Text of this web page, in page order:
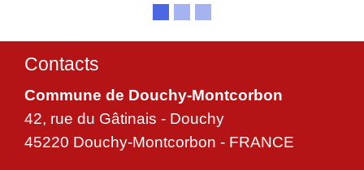
Contacts
Commune de Douchy-Montcorbon
42, rue du Gâtinais - Douchy
45220 Douchy-Montcorbon - FRANCE